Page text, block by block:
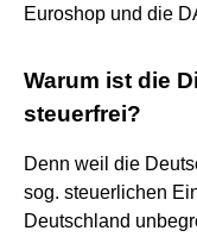
Euroshop und die
Warum ist die
steuerfrei?
Denn weil die
sog. steuerlichen
Deutschland